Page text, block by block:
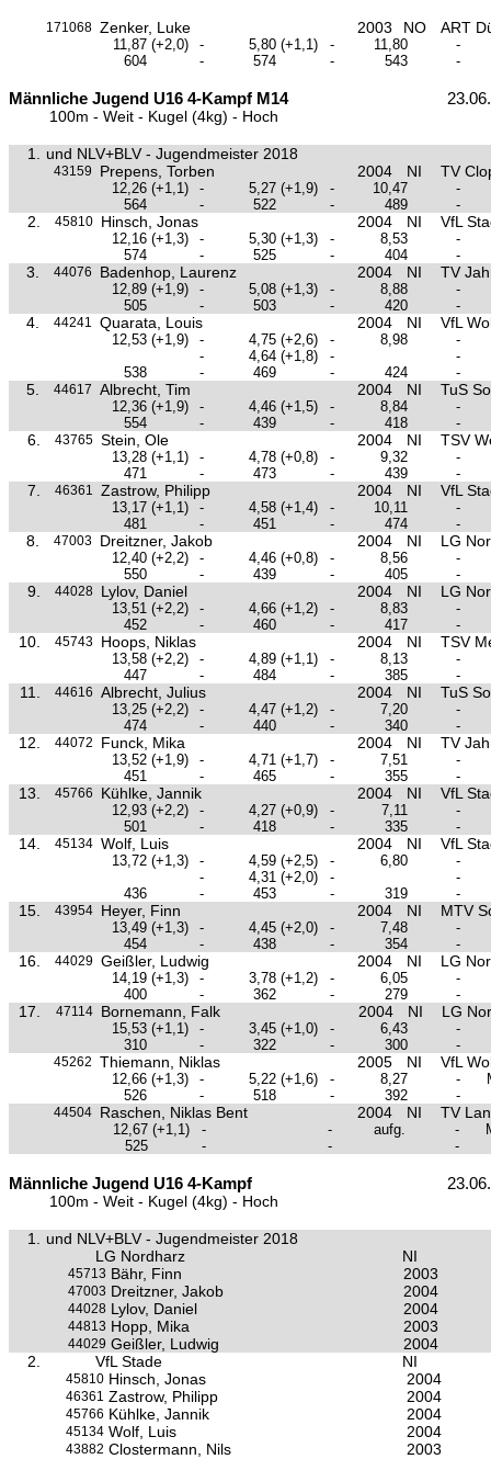
171068 Zenker, Luke 2003 NO ART
11,87 (+2,0) - 5,80 (+1,1) - 11,80
-
604
- 574 - 543 -
Männliche Jugend U16 4-Kampf M14
100m - Weit - Kugel (4kg) - Hoch
1. und NLV+BLV - Jugendmeister 2018
43159 Prepens, Torben 2004 NI TV
12,26 (+1,1) - 5,27 (+1,9) - 10,47
-
564
- 522 - 489 -
2. 45810 Hinsch, Jonas 2004 NI VfL
12,16 (+1,3) - 5,30 (+1,3) - 8,53
-
574
- 525 - 404 -
3. 44076 Badenhop, Laurenz 2004 NI TV
12,89 (+1,9) - 5,08 (+1,3) - 8,88
-
505
- 503 - 420 -
4. 44241 Quarata, Louis 2004 NI VfL
12,53 (+1,9) - 4,75 (+2,6) - 8,98
-
-
4,64 (+1,8) -
-
538
- 469 - 424 -
5. 44617 Albrecht, Tim 2004 NI TuS
12,36 (+1,9) - 4,46 (+1,5) - 8,84
-
554
- 439 - 418 -
6. 43765 Stein, Ole 2004 NI TSV
13,28 (+1,1) - 4,78 (+0,8) - 9,32
-
471
- 473 - 439 -
7. 46361 Zastrow, Philipp 2004 NI VfL
13,17 (+1,1) - 4,58 (+1,4) - 10,11
-
481
- 451 - 474 -
8. 47003 Dreitzner, Jakob 2004 NI LG
12,40 (+2,2) - 4,46 (+0,8) - 8,56
-
550
- 439 - 405 -
9. 44028 Lylov, Daniel 2004 NI LG
13,51 (+2,2) - 4,66 (+1,2) - 8,83
-
452
- 460 - 417 -
10. 45743 Hoops, Niklas 2004 NI TSV
13,58 (+2,2) - 4,89 (+1,1) - 8,13
-
447
- 484 - 385 -
11. 44616 Albrecht, Julius 2004 NI TuS
13,25 (+2,2) - 4,47 (+1,2) - 7,20
-
474
- 440 - 340 -
12. 44072 Funck, Mika 2004 NI TV
13,52 (+1,9) - 4,71 (+1,7) - 7,51
-
451
- 465 - 355 -
13. 45766 Kühlke, Jannik 2004 NI VfL
12,93 (+2,2) - 4,27 (+0,9) - 7,11
-
501
- 418 - 335 -
14. 45134 Wolf, Luis 2004 NI VfL
13,72 (+1,3) - 4,59 (+2,5) - 6,80
-
-
4,31 (+2,0) -
-
436
- 453 - 319 -
15. 43954 Heyer, Finn 2004 NI MTV
13,49 (+1,3) - 4,45 (+2,0) - 7,48
-
454
- 438 - 354 -
16. 44029 Geißler, Ludwig 2004 NI LG
14,19 (+1,3) - 3,78 (+1,2) - 6,05
-
400
- 362 - 279 -
17. 47114 Bornemann, Falk 2004 NI LG
15,53 (+1,1) - 3,45 (+1,0) - 6,43
-
310
- 322 - 300 -
45262 Thiemann, Niklas 2005 NI VfL
12,66 (+1,3) - 5,22 (+1,6) - 8,27 -
526
- 518 - 392 -
44504 Raschen, Niklas Bent 2004 NI TV
12,67 (+1,1) - - aufg. -
525
- - -
Männliche Jugend U16 4-Kampf
100m - Weit - Kugel (4kg) - Hoch
1.
und NLV+BLV - Jugendmeister 2018
LG Nordharz
NI
45713 Bähr, Finn 2003
47003 Dreitzner, Jakob 2004
44028 Lylov, Daniel 2004
44813 Hopp, Mika 2003
44029 Geißler, Ludwig
2004
2.
VfL Stade NI
45810 Hinsch, Jonas 2004
46361 Zastrow, Philipp 2004
45766 Kühlke, Jannik 2004
45134 Wolf, Luis 2004
43882 Clostermann, Nils 2003